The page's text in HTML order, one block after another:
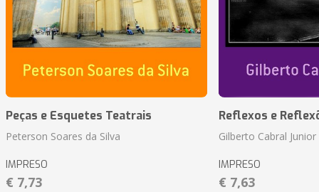
Peças e Esquetes Teatrais
Peterson Soares da Silva
IMPRESO
€ 7,73
Reflexos e
Gilberto Cabral Junior
IMPRESO
€ 7,63